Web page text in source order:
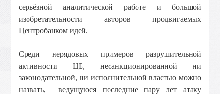
серьёзной аналитической работе и большой
изобретательности авторов продвигаемых
Центробанком идей.
Среди нерядовых примеров разрушительной
активности ЦБ, несанкционированной ни
законодательной, ни исполнительной властью можно
назвать, ведущуюся последние пару лет атаку